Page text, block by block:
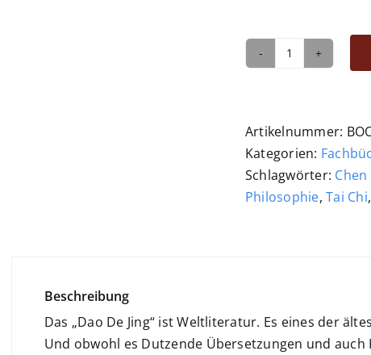
Laozis
Jing,
Bd
II
Menge
Artikelnummer:
Kategorien:
Schlagwörter: Chen
Philosophie,Tai Chi
Beschreibung
Das „Dao De Jing“ ist Weltliteratur. Es eines der
Und obwohl es Dutzende Übersetzungen und